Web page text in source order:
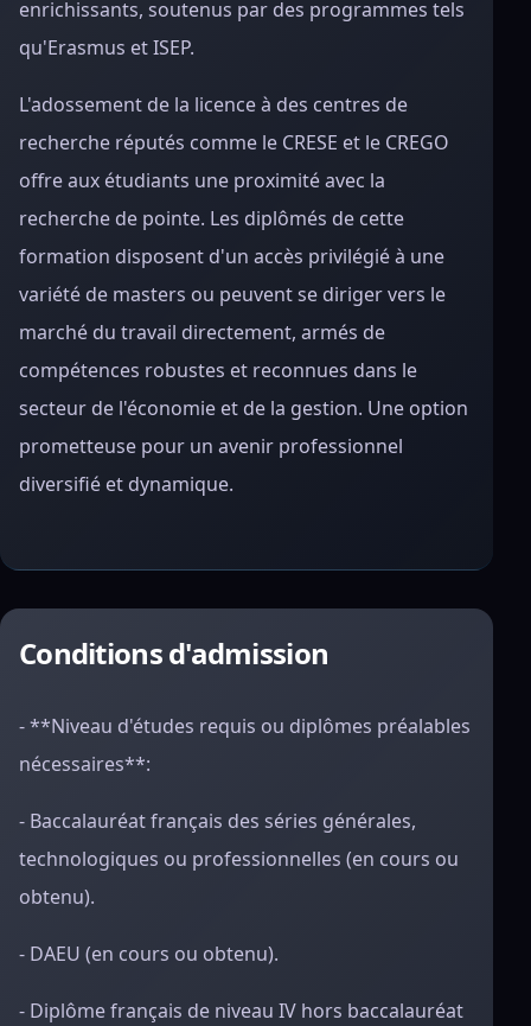
enrichissants, soutenus par des programmes tels
qu'Erasmus et ISEP.
L'adossement de la licence à des centres de
recherche réputés comme le CRESE et le CREGO
offre aux étudiants une proximité avec la
recherche de pointe. Les diplômés de cette
formation disposent d'un accès privilégié à une
variété de masters ou peuvent se diriger vers le
marché du travail directement, armés de
compétences robustes et reconnues dans le
secteur de l'économie et de la gestion. Une option
prometteuse pour un avenir professionnel
diversifié et dynamique.
Conditions d'admission
- **Niveau d'études requis ou diplômes préalables
nécessaires**:
- Baccalauréat français des séries générales,
technologiques ou professionnelles (en cours ou
obtenu).
- DAEU (en cours ou obtenu).
- Diplôme français de niveau IV hors baccalauréat